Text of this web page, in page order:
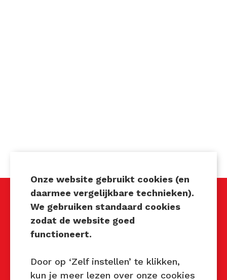
Techniek Tastbaar
Mocht u interesse hebben om
te organiseren of heeft u
Onze website gebruikt cookies (en
daarmee vergelijkbare technieken).
We gebruiken standaard cookies
zodat de website goed
functioneert.
Door op ‘Zelf instellen’ te klikken,
kun je meer lezen over onze cookies